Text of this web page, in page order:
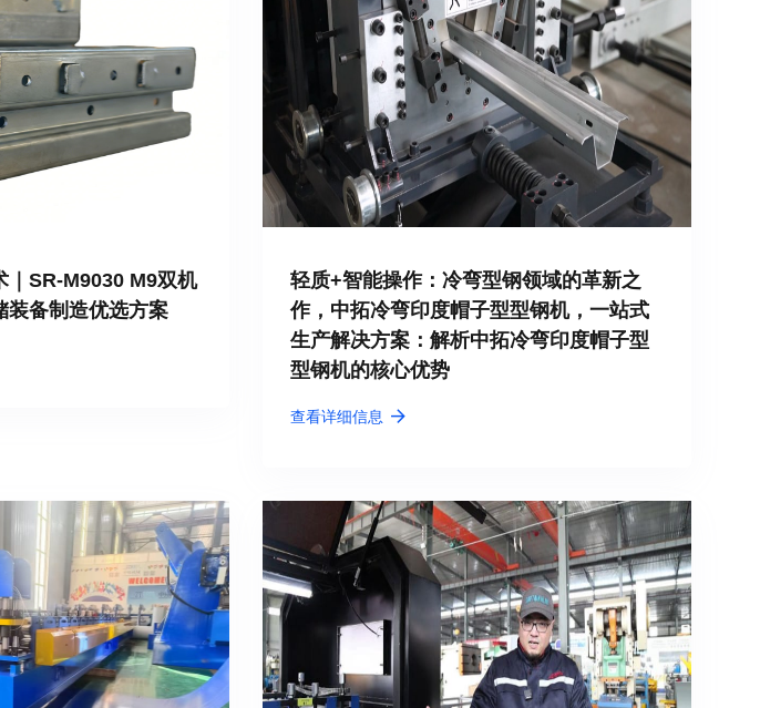
｜SR-M9030 M9双机
装备制造优选方案
轻质+智能操作：冷弯型钢领域的革新之
作，中拓冷弯印度帽子型型钢机，一站式
生产解决方案：解析中拓冷弯印度帽子型
型钢机的核心优势
查看详细信息